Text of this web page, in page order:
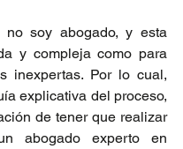
no soy abogado, y esta
y compleja como para
inexpertas. Por lo cual,
explicativa del proceso,
de tener que realizar
abogado experto en